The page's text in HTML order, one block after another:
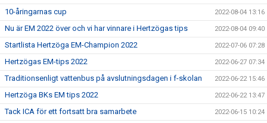
10-åringarnas cup 2022-08-04 13:16
Nu är EM 2022 över och vi har vinnare i Hertzögas tips 2022-08-04 09:40
Startlista Hertzöga EM-Champion 2022 2022-07-06 07:28
Hertzögas EM-tips 2022 2022-06-27 07:34
Traditionsenligt vattenbus på avslutningsdagen i f-skolan 2022-06-22 15:46
Hertzöga BKs EM tips 2022 2022-06-22 13:47
Tack ICA för ett fortsatt bra samarbete 2022-06-15 10:24